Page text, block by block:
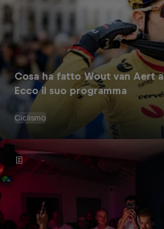
Cosa ha fatto Wout van Aert
Ecco il suo programma
Ciclismo